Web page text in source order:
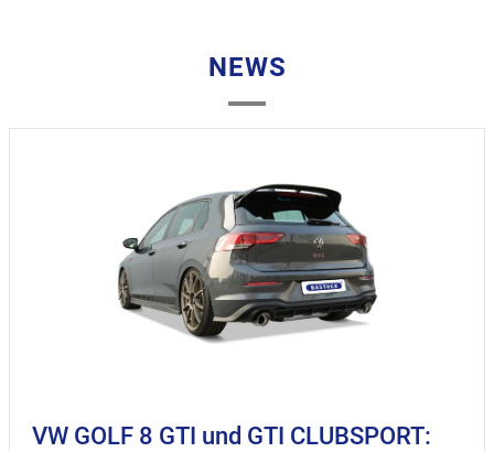
NEWS
VW GOLF 8 GTI und GTI CLUBSPORT: